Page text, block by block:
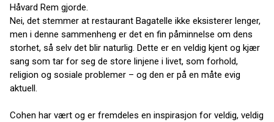
Håvard Rem gjorde.
Nei, det stemmer at restaurant Bagatelle ikke eksisterer lenger,
men i denne sammenheng er det en fin påminnelse om dens
storhet, så selv det blir naturlig. Dette er en veldig kjent og kjær
sang som tar for seg de store linjene i livet, som forhold,
religion og sosiale problemer – og den er på en måte evig
aktuell.
Cohen har vært og er fremdeles en inspirasjon for veldig, veldig